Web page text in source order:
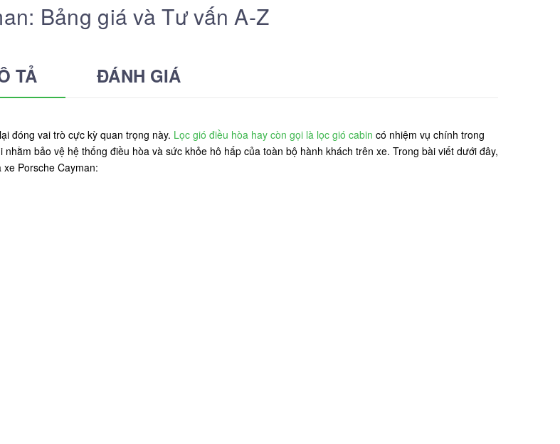
Bảng giá và Tư vấn A-Z
TẢ ĐÁNH GIÁ
đóng vai trò cực kỳ quan trọng này. Lọc gió điều hòa hay còn gọi là lọc gió cabin có nhiệm vụ chính trong
bảo vệ hệ thống điều hòa và sức khỏe hô hấp của toàn bộ hành khách trên xe. Trong bài viết dưới đây,
Porsche Cayman: